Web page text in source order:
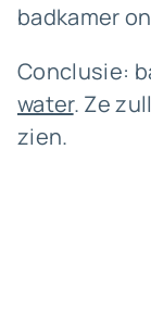
badkamer
Conclusie:
water. Ze
zien.